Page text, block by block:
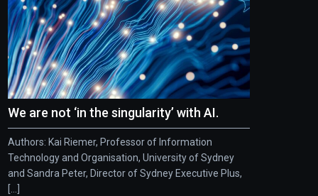
We are not ‘in the singularity’ with AI.
Authors: Kai Riemer, Professor of Information
Technology and Organisation, University of Sydney
and Sandra Peter, Director of Sydney Executive Plus,
[...]